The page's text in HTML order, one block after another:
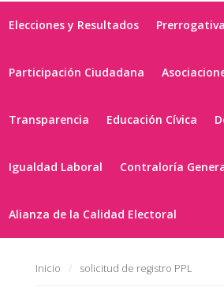
Elecciones y Resultados
Participación Ciudadana
Transparencia Educación Cívica
Igualdad Laboral Contraloría
Alianza de la Calidad Electoral
Inicio solicitud de registro PPL